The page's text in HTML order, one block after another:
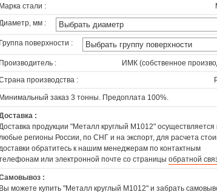
Марка стали :
мм :
Группа поверхности :
Производитель :
ИМК (собственное
производства :
Минимальный заказ 3 тонны. Предоплата 100%.
:
продукции "Металл круглый M1012" осуществляется
регионы России, по СНГ и на экспорт, для расчета
обратитесь к нашим менеджерам по контактным
или электронной почте со страницы обратной
:
Вы можете купить "Металл круглый M1012" и забрать